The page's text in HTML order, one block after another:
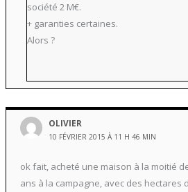
société 2 M€.
+ garanties certaines.
Alors ?
OLIVIER
10 FÉVRIER 2015 À 11 H 46 MIN
ok fait, acheté une maison à la moitié
ans à la campagne, avec des hectares